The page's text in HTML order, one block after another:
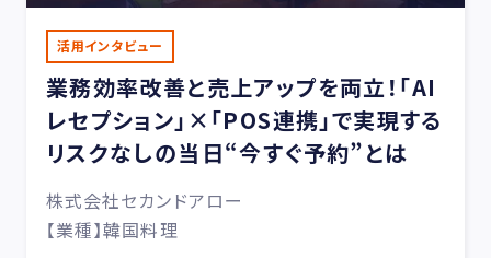
活用インタビュー
業務効率改善と売上アップを両立！「AI
レセプション」×「POS連携」で実現する
リスクなしの当日“今すぐ予約”とは
株式会社セカンドアロー
【業種】韓国料理